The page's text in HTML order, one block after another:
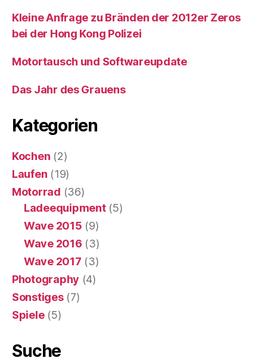
Kleine Anfrage zu Bränden der 2012er Zeros
bei der Hong Kong Polizei
Motortausch und Softwareupdate
Das Jahr des Grauens
Kategorien
Kochen (2)
Laufen (19)
Motorrad (36)
Ladeequipment(5)
Wave 2015 (9)
Wave 2016 (3)
Wave 2017 (3)
Photography (4)
Sonstiges(7)
Spiele(5)
Suche